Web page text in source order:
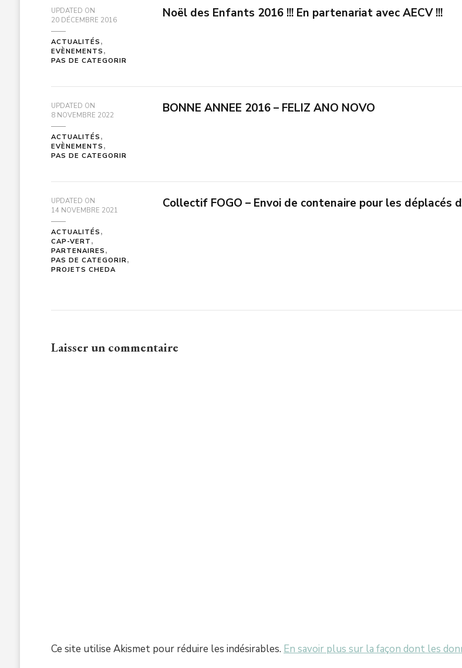
UPDATED ON
20 DÉCEMBRE 2016
ACTUALITÉS
EVÈNEMENTS
PAS DE CATEGORIR
Noël des Enfants 2016 !!! En partenariat avec AECV !!!
UPDATED ON
8 NOVEMBRE 2022
ACTUALITÉS
EVÈNEMENTS
PAS DE CATEGORIR
BONNE ANNEE 2016 – FELIZ ANO NOVO
UPDATED ON
14 NOVEMBRE 2021
ACTUALITÉS
CAP-VERT
PARTENAIRES
PAS DE CATEGORIR
PROJETS CHEDA
Collectif FOGO – Envoi de contenaire pour les déplacés
Laisser un commentaire
Ce site utilise Akismet pour réduire les indésirables. En savoir plus sur la façon dont les